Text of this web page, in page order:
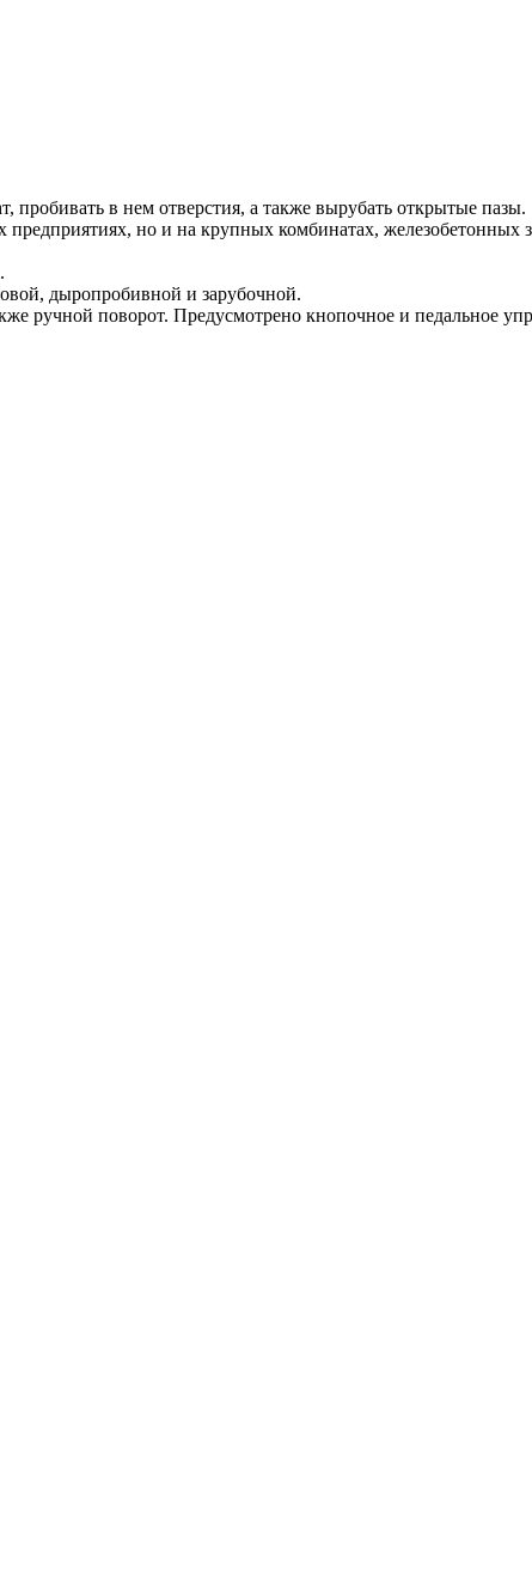
пробивать в нем отверстия, а также вырубать открытые пазы.
но и на крупных комбинатах, железобетонных
дыропробивной и зарубочной.
поворот. Предусмотрено кнопочное и педальное